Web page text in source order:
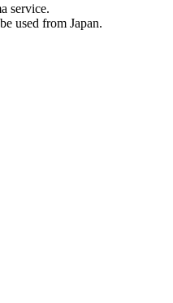
service.
used from Japan.